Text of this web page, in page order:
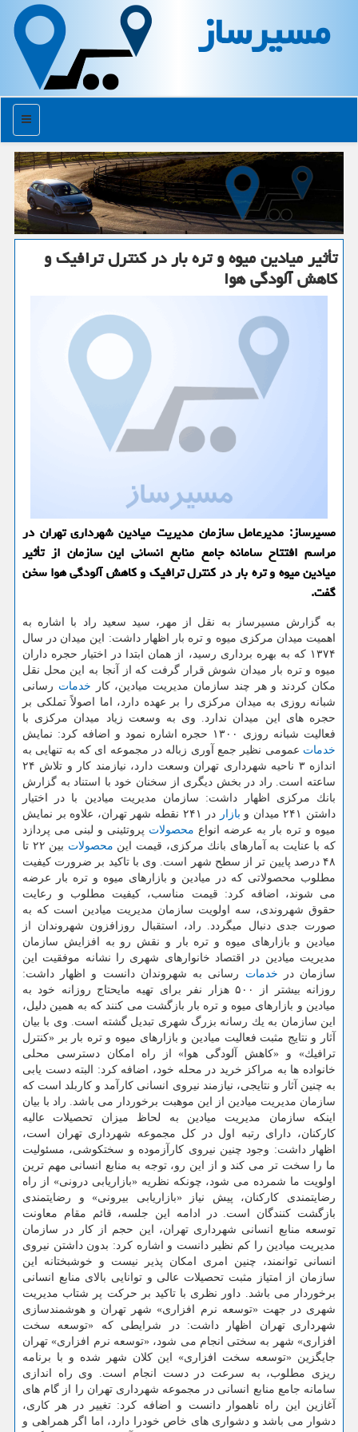
مسیرساز
منو
تأثیر میادین میوه و تره بار در كنترل ترافیك و
كاهش آلودگی هوا
مسیرساز: مدیرعامل سازمان مدیریت میادین شهرداری تهران در
مراسم افتتاح سامانه جامع منابع انسانی این سازمان از تأثیر
میادین میوه و تره بار در كنترل ترافیك و كاهش آلودگی هوا سخن
گفت.
به گزارش مسیرساز به نقل از مهر، سید سعید راد با اشاره به
اهمیت میدان مركزی میوه و تره بار اظهار داشت: این میدان در سال
۱۳۷۴ كه به بهره برداری رسید، از همان ابتدا در اختیار حجره داران
میوه و تره بار میدان شوش قرار گرفت كه از آنجا به این محل نقل
مكان كردند و هر چند سازمان مدیریت میادین، كار خدمات رسانی
شبانه روزی به میدان مركزی را بر عهده دارد، اما اصولاً تملكی بر
حجره های این میدان ندارد. وی به وسعت زیاد میدان مركزی با
فعالیت شبانه روزی ۱۳۰۰ حجره اشاره نمود و اضافه كرد: نمایش
خدمات عمومی نظیر جمع آوری زباله در مجموعه ای كه به تنهایی به
اندازه ۳ ناحیه شهرداری تهران وسعت دارد، نیازمند كار و تلاش ۲۴
ساعته است. راد در بخش دیگری از سخنان خود با استناد به گزارش
بانك مركزی اظهار داشت: سازمان مدیریت میادین با در اختیار
داشتن ۲۴۱ میدان و
بازار
در ۲۴۱ نقطه شهر تهران، علاوه بر نمایش
میوه و تره بار به عرضه انواع محصولات پروتئینی و لبنی می پردازد
كه با عنایت به آمارهای بانك مركزی، قیمت این محصولات
بین ۲۲ تا
۴۸ درصد پایین تر از سطح شهر است. وی با تاكید بر ضرورت كیفیت
مطلوب محصولاتی كه در میادین و بازارهای میوه و تره بار عرضه
می شوند، اضافه كرد: قیمت مناسب، كیفیت مطلوب و رعایت
حقوق شهروندی، سه اولویت سازمان مدیریت میادین است كه به
صورت جدی دنبال میگردد. راد، استقبال روزافزون شهروندان از
میادین و بازارهای میوه و تره بار و نقش رو به افزایش سازمان
مدیریت میادین در اقتصاد خانوارهای شهری را نشانه موفقیت این
سازمان در خدمات رسانی به شهروندان دانست و اظهار داشت:
روزانه بیشتر از ۵۰۰ هزار نفر برای تهیه مایحتاج روزانه خود به
میادین و بازارهای میوه و تره بار بازگشت می كنند كه به همین دلیل،
این سازمان به یك رسانه بزرگ شهری تبدیل گشته است. وی با بیان
آثار و نتایج مثبت فعالیت میادین و بازارهای میوه و تره بار بر «كنترل
ترافیك» و «كاهش آلودگی هوا» از راه امكان دسترسی محلی
خانواده ها به مراكز خرید در محله خود، اضافه كرد: البته دست یابی
به چنین آثار و نتایجی، نیازمند نیروی انسانی كارآمد و كاربلد است كه
سازمان مدیریت میادین از این موهبت برخوردار می باشد. راد با بیان
اینكه سازمان مدیریت میادین به لحاظ میزان تحصیلات عالیه
كاركنان، دارای رتبه اول در كل مجموعه شهرداری تهران است،
اظهار داشت: وجود چنین نیروی كارآزموده و سختكوشی، مسئولیت
ما را سخت تر می كند و از این رو، توجه به منابع انسانی مهم ترین
اولویت ما شمرده می شود، چونكه نظریه «بازاریابی درونی» از راه
رضایتمندی كاركنان، پیش نیاز «بازاریابی بیرونی» و رضایتمندی
بازگشت كنندگان است. در ادامه این جلسه، قائم مقام معاونت
توسعه منابع انسانی شهرداری تهران، این حجم از كار در سازمان
مدیریت میادین را كم نظیر دانست و اشاره كرد: بدون داشتن نیروی
انسانی توانمند، چنین امری امكان پذیر نیست و خوشبختانه این
سازمان از امتیاز مثبت تحصیلات عالی و توانایی بالای منابع انسانی
برخوردار می باشد. داور نظری با تاكید بر حركت پر شتاب مدیریت
شهری در جهت «توسعه نرم افزاری» شهر تهران و هوشمندسازی
شهرداری تهران اظهار داشت: در شرایطی كه «توسعه سخت
افزاری» شهر به سختی انجام می شود، «توسعه نرم افزاری» تهران
جایگزین «توسعه سخت افزاری» این كلان شهر شده و با برنامه
ریزی مطلوب، به سرعت در دست انجام است. وی راه اندازی
سامانه جامع منابع انسانی در مجموعه شهرداری تهران را از گام های
آغازین این راه ناهموار دانست و اضافه كرد: تغییر در هر كاری،
دشوار می باشد و دشواری های خاص خودرا دارد، اما اگر همراهی و